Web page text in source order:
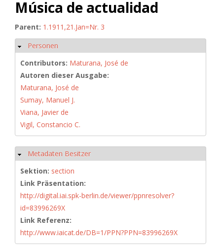
Música de actualidad
Parent: 1.1911,21.Jan=Nr. 3
Hide
Personen
Contributors: Maturana, José de
Autoren dieser Ausgabe:
Maturana, José de
Sumay, Manuel J.
Viana, Javier de
Vigil, Constancio C.
Hide
Metadaten Besitzer
Sektion: section
Link Präsentation:
http://digital.iai.spk-berlin.de/viewer/ppnresolver?
id=83996269X
Link Referenz:
http://www.iaicat.de/DB=1/PPN?PPN=83996269X